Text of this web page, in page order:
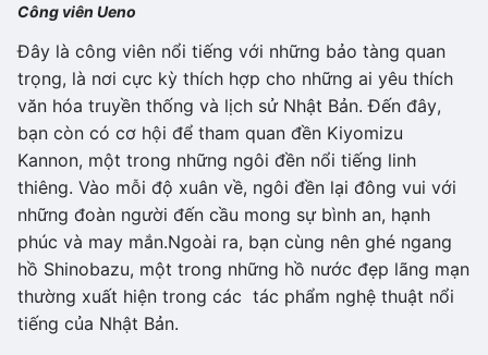
Công viên Ueno
Đây là công viên nổi tiếng với những bảo tàng quan
trọng, là nơi cực kỳ thích hợp cho những ai yêu thích
văn hóa truyền thống và lịch sử Nhật Bản. Đến đây,
bạn còn có cơ hội để tham quan đền Kiyomizu
Kannon, một trong những ngôi đền nổi tiếng linh
thiêng. Vào mỗi độ xuân về, ngôi đền lại đông vui với
những đoàn người đến cầu mong sự bình an, hạnh
phúc và may mắn.Ngoài ra, bạn cùng nên ghé ngang
hồ Shinobazu, một trong những hồ nước đẹp lãng mạn
thường xuất hiện trong các tác phẩm nghệ thuật nổi
tiếng của Nhật Bản.